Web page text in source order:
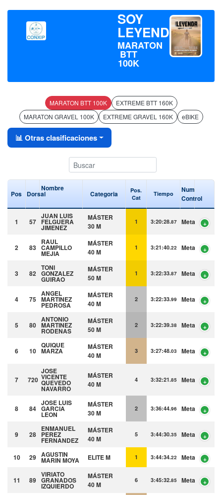
SOY
LEYENDA
MARATON
BTT
100K
MARATON BTT 100K
EXTREME BTT 160K
MARATON GRAVEL 100K
EXTREME GRAVEL 160K eBIKE
📊 Otras clasificaciones
Pos Dorsal
Nombre
Categoria
Pos.
Cat
Tiempo
Num
Control
1 57
JUAN LUIS
FELGUERA
JIMENEZ
MÁSTER
30 M
1 3:20:28.87 Meta
2 83
RAUL
CAMPILLO
MEJIA
MÁSTER
40 M
1 3:21:40.22 Meta
3 82
TONI
GONZALEZ
GUIRAO
MÁSTER
50 M
1 3:22:33.87 Meta
4 75
ANGEL
MARTINEZ
PEDROSA
MÁSTER
40 M
2 3:22:33.99 Meta
5 80
ANTONIO
MARTINEZ
RODENAS
MÁSTER
50 M
2 3:22:39.38 Meta
6 10
QUIQUE
MARZA
MÁSTER
40 M
3 3:27:48.03 Meta
7 720
JOSE
VICENTE
QUEVEDO
NAVARRO
MÁSTER
40 M
4 3:32:21.85 Meta
8 84
JOSE LUIS
GARCIA
LEON
MÁSTER
30 M
2 3:36:44.96 Meta
9 28
ENMANUEL
PEREZ
FERNANDEZ
MÁSTER
40 M
5 3:44:30.35 Meta
10 29 AGUSTIN
MARIN MOYA ELITE M 1 3:44:34.22 Meta
11 89
VIRIATO
GRANADOS
IZQUIERDO
MÁSTER
40 M
6 3:45:32.85 Meta